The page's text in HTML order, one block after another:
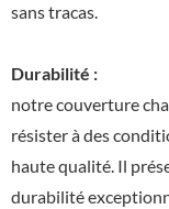
sans tracas.
Durabilité :
notre couverture
résister à des
haute qualité. Il
durabilité